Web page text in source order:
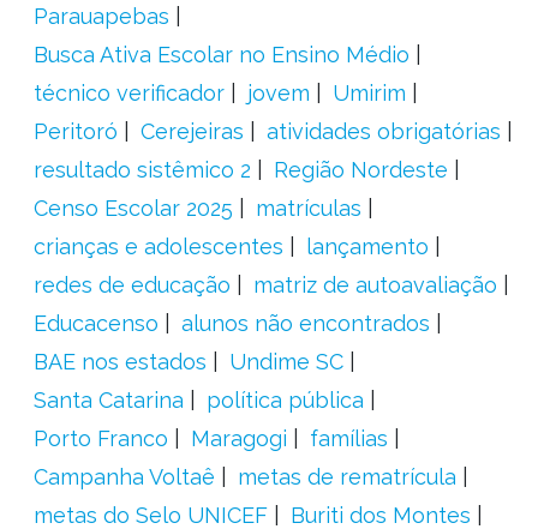
Parauapebas
Busca Ativa Escolar no Ensino Médio
técnico verificador
jovem
Umirim
Peritoró
Cerejeiras
atividades obrigatórias
resultado sistêmico 2
Região Nordeste
Censo Escolar 2025
matrículas
crianças e adolescentes
lançamento
redes de educação
matriz de autoavaliação
Educacenso
alunos não encontrados
BAE nos estados
Undime SC
Santa Catarina
política pública
Porto Franco
Maragogi
famílias
Campanha Voltaê
metas de rematrícula
metas do Selo UNICEF
Buriti dos Montes